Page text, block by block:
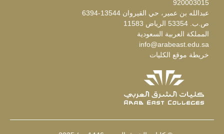
920003015
عبدالله بن عمير، حي القيروان 13544-6394
ص.ب. 53354 الرياض 11583
المملكة العربية السعودية
info@arabeast.edu.sa
خريطة موقع الكليات